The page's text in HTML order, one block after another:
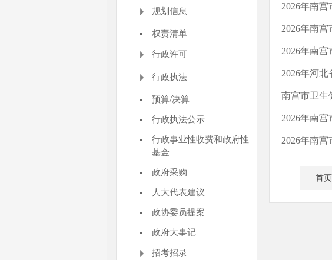
规划信息
权责清单
行政许可
行政执法
预算/决算
行政执法公示
行政事业性收费和政府性
基金
政府采购
人大代表建议
政协委员提案
政府大事记
招考招录
2026年南
2026年南
2026年南
2026年河
南宫市卫生
2026年南
2026年南
首页